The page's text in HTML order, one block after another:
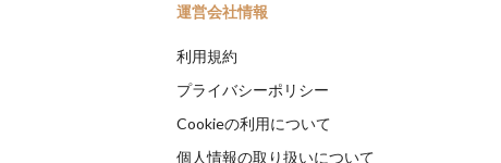
運営会社情報
利用規約
プライバシーポリシー
Cookieの利用について
個人情報の取り扱いについて